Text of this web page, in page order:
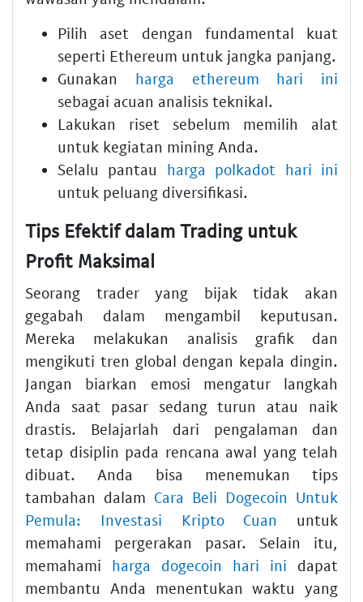
Pilih aset dengan fundamental kuat
seperti Ethereum untuk jangka panjang.
Gunakan harga ethereum hari ini
sebagai acuan analisis teknikal.
Lakukan riset sebelum memilih alat
untuk kegiatan mining Anda.
Selalu pantau harga polkadot hari ini
untuk peluang diversifikasi.
Tips Efektif dalam Trading untuk
Profit Maksimal
Seorang trader yang bijak tidak akan
gegabah dalam mengambil keputusan.
Mereka melakukan analisis grafik dan
mengikuti tren global dengan kepala dingin.
Jangan biarkan emosi mengatur langkah
Anda saat pasar sedang turun atau naik
drastis. Belajarlah dari pengalaman dan
tetap disiplin pada rencana awal yang telah
dibuat. Anda bisa menemukan tips
tambahan dalam Cara Beli Dogecoin Untuk
Pemula: Investasi Kripto Cuan untuk
memahami pergerakan pasar. Selain itu,
memahami harga dogecoin hari ini dapat
membantu Anda menentukan waktu yang